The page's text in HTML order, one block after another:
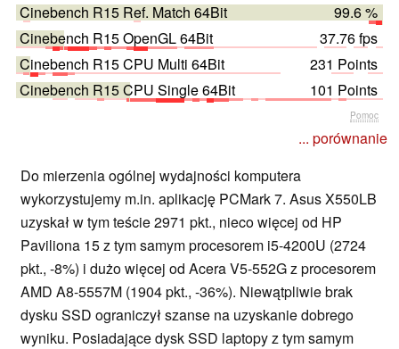
Cinebench R15 Ref. Match 64Bit
99.6 %
Cinebench R15 OpenGL 64Bit
37.76 fps
Cinebench R15 CPU Multi 64Bit
231 Points
Cinebench R15 CPU Single 64Bit
101 Points
Pomoc
... porównanie
Do mierzenia ogólnej wydajności komputera
wykorzystujemy m.in. aplikację PCMark 7. Asus X550LB
uzyskał w tym teście 2971 pkt., nieco więcej od HP
Paviliona 15 z tym samym procesorem i5-4200U (2724
pkt., -8%) i dużo więcej od Acera V5-552G z procesorem
AMD A8-5557M (1904 pkt., -36%). Niewątpliwie brak
dysku SSD ograniczył szanse na uzyskanie dobrego
wyniku. Posiadające dysk SSD laptopy z tym samym